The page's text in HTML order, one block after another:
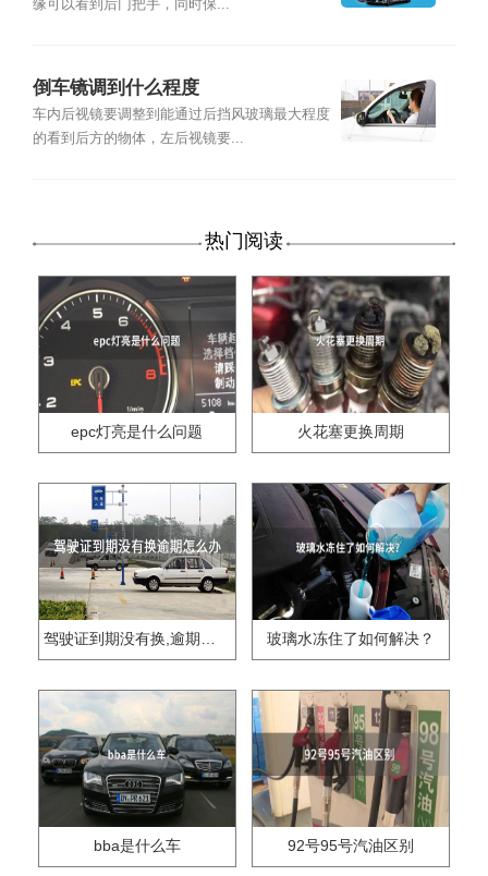
缘可以看到后门把手，同时保...
倒车镜调到什么程度
车内后视镜要调整到能通过后挡风玻璃最大程度
的看到后方的物体，左后视镜要...
热门阅读
epc灯亮是什么问题 火花塞更换周期
驾驶证到期没有换,逾期怎么办?? 玻璃水冻住了如何解决？
bba是什么车 92号95号汽油区别